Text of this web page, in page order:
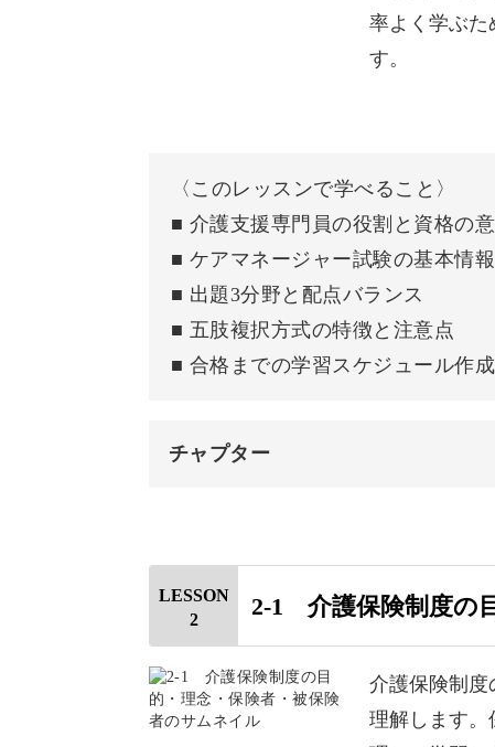
知識を深めながら、未来のキャリア
合格への道筋が見える
ケアマネ試験は出題範囲が広く、「
そこでこの講座では、介護支援・保
習。
率よく学ぶた
す。
〈このレッスンで学べること〉
■ 介護支援専門員の役割と資格の
■ ケアマネージャー試験の基本情報
■ 出題3分野と配点バランス
■ 五肢複択方式の特徴と注意点
■ 合格までの学習スケジュール作
チャプター
この動画の見どころ
ケアマネージャーとは
試験の基本情報
受験資格
LESSON
2
2-1 介護保険制度の
介護保険制度
理解します。